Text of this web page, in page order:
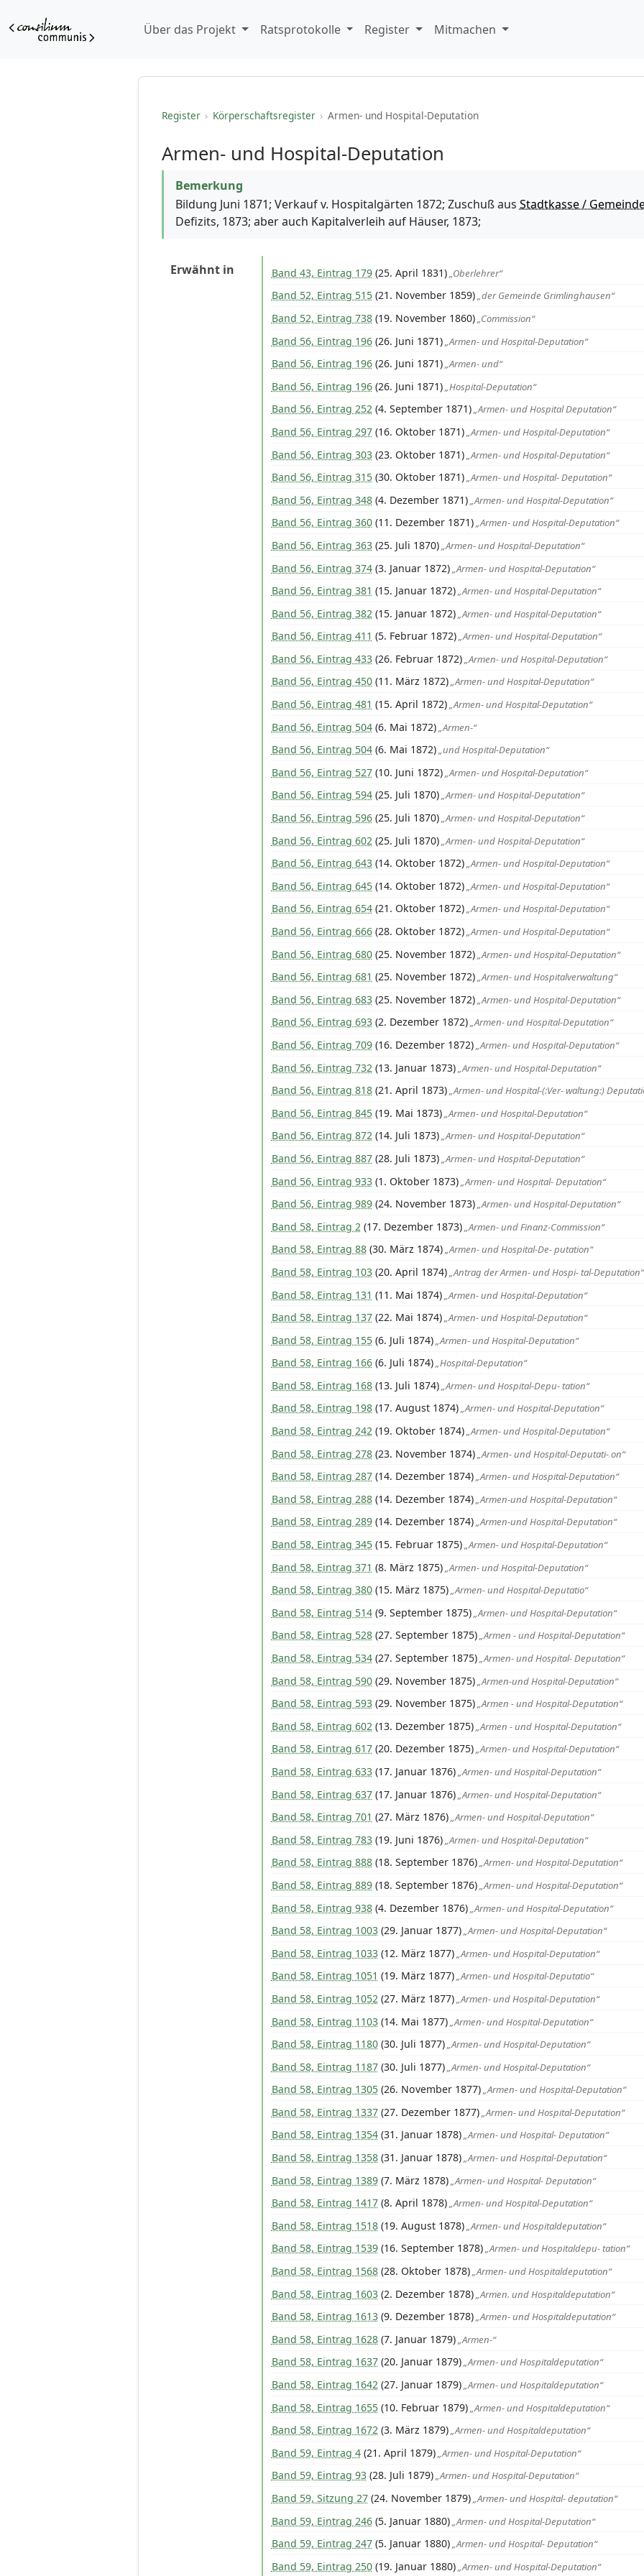
Über das Projekt Ratsprotokolle Register Mitmachen
Register › Körperschaftsregister › Armen- und Hospital-Deputation
Armen- und Hospital-Deputation
Bemerkung
Bildung Juni 1871; Verkauf v. Hospitalgärten 1872; Zuschuß aus Stadtkasse /
Defizits, 1873; aber auch Kapitalverleih auf Häuser, 1873;
Erwähnt in Band 43, Eintrag 179(25. April 1831)„Oberlehrer“
Band 52, Eintrag 515(21. November 1859)„der Gemeinde Grimlinghausen“
Band 52, Eintrag 738(19. November 1860)„Commission“
Band 56, Eintrag 196(26. Juni 1871)„Armen- und Hospital-Deputation“
Band 56, Eintrag 196(26. Juni 1871)„Armen- und“
Band 56, Eintrag 196(26. Juni 1871)„Hospital-Deputation“
Band 56, Eintrag 252(4. September 1871)„Armen- und Hospital Deputation“
Band 56, Eintrag 297(16. Oktober 1871)„Armen- und Hospital-Deputation“
Band 56, Eintrag 303(23. Oktober 1871)„Armen- und Hospital-Deputation“
Band 56, Eintrag 315(30. Oktober 1871)„Armen- und Hospital- Deputation“
Band 56, Eintrag 348(4. Dezember 1871)„Armen- und Hospital-Deputation“
Band 56, Eintrag 360(11. Dezember 1871)„Armen- und Hospital-Deputation“
Band 56, Eintrag 363(25. Juli 1870)„Armen- und Hospital-Deputation“
Band 56, Eintrag 374(3. Januar 1872)„Armen- und Hospital-Deputation“
Band 56, Eintrag 381 (15. Januar 1872)„Armen- und Hospital-Deputation“
Band 56, Eintrag 382 (15. Januar 1872)„Armen- und Hospital-Deputation“
Band 56, Eintrag 411 (5. Februar 1872)„Armen- und Hospital-Deputation“
Band 56, Eintrag 433(26. Februar 1872)„Armen- und Hospital-Deputation“
Band 56, Eintrag 450(11. März 1872)„Armen- und Hospital-Deputation“
Band 56, Eintrag 481 (15. April 1872)„Armen- und Hospital-Deputation“
Band 56, Eintrag 504(6. Mai 1872)„Armen-“
Band 56, Eintrag 504(6. Mai 1872)„und Hospital-Deputation“
Band 56, Eintrag 527(10. Juni 1872)„Armen- und Hospital-Deputation“
Band 56, Eintrag 594(25. Juli 1870)„Armen- und Hospital-Deputation“
Band 56, Eintrag 596(25. Juli 1870)„Armen- und Hospital-Deputation“
Band 56, Eintrag 602 (25. Juli 1870)„Armen- und Hospital-Deputation“
Band 56, Eintrag 643(14. Oktober 1872)„Armen- und Hospital-Deputation“
Band 56, Eintrag 645(14. Oktober 1872)„Armen- und Hospital-Deputation“
Band 56, Eintrag 654(21. Oktober 1872)„Armen- und Hospital-Deputation“
Band 56, Eintrag 666(28. Oktober 1872)„Armen- und Hospital-Deputation“
Band 56, Eintrag 680(25. November 1872)„Armen- und Hospital-Deputation“
Band 56, Eintrag 681 (25. November 1872)„Armen- und Hospitalverwaltung“
Band 56, Eintrag 683(25. November 1872)„Armen- und Hospital-Deputation“
Band 56, Eintrag 693(2. Dezember 1872)„Armen- und Hospital-Deputation“
Band 56, Eintrag 709(16. Dezember 1872)„Armen- und Hospital-Deputation“
Band 56, Eintrag 732 (13. Januar 1873)„Armen- und Hospital-Deputation“
Band 56, Eintrag 818(21. April 1873)„Armen- und Hospital-(:Ver- waltung:)
Band 56, Eintrag 845(19. Mai 1873)„Armen- und Hospital-Deputation“
Band 56, Eintrag 872(14. Juli 1873)„Armen- und Hospital-Deputation“
Band 56, Eintrag 887(28. Juli 1873)„Armen- und Hospital-Deputation“
Band 56, Eintrag 933(1. Oktober 1873)„Armen- und Hospital- Deputation“
Band 56, Eintrag 989(24. November 1873)„Armen- und Hospital-Deputation“
Band 58, Eintrag 2 (17. Dezember 1873)„Armen- und Finanz-Commission“
Band 58, Eintrag 88(30. März 1874)„Armen- und Hospital-De- putation“
Band 58, Eintrag 103(20. April 1874)„Antrag der Armen- und Hospi- tal-Deputation“
Band 58, Eintrag 131 (11. Mai 1874)„Armen- und Hospital-Deputation“
Band 58, Eintrag 137(22. Mai 1874)„Armen- und Hospital-Deputation“
Band 58, Eintrag 155(6. Juli 1874)„Armen- und Hospital-Deputation“
Band 58, Eintrag 166(6. Juli 1874)„Hospital-Deputation“
Band 58, Eintrag 168(13. Juli 1874)„Armen- und Hospital-Depu- tation“
Band 58, Eintrag 198(17. August 1874)„Armen- und Hospital-Deputation“
Band 58, Eintrag 242(19. Oktober 1874)„Armen- und Hospital-Deputation“
Band 58, Eintrag 278(23. November 1874)„Armen- und Hospital-Deputati- on“
Band 58, Eintrag 287(14. Dezember 1874)„Armen- und Hospital-Deputation“
Band 58, Eintrag 288(14. Dezember 1874)„Armen-und Hospital-Deputation“
Band 58, Eintrag 289(14. Dezember 1874)„Armen-und Hospital-Deputation“
Band 58, Eintrag 345(15. Februar 1875)„Armen- und Hospital-Deputation“
Band 58, Eintrag 371 (8. März 1875)„Armen- und Hospital-Deputation“
Band 58, Eintrag 380(15. März 1875)„Armen- und Hospital-Deputatio“
Band 58, Eintrag 514(9. September 1875)„Armen- und Hospital-Deputation“
Band 58, Eintrag 528(27. September 1875)„Armen - und Hospital-Deputation“
Band 58, Eintrag 534(27. September 1875)„Armen- und Hospital- Deputation“
Band 58, Eintrag 590(29. November 1875)„Armen-und Hospital-Deputation“
Band 58, Eintrag 593(29. November 1875)„Armen - und Hospital-Deputation“
Band 58, Eintrag 602 (13. Dezember 1875)„Armen - und Hospital-Deputation“
Band 58, Eintrag 617(20. Dezember 1875)„Armen- und Hospital-Deputation“
Band 58, Eintrag 633(17. Januar 1876)„Armen- und Hospital-Deputation“
Band 58, Eintrag 637(17. Januar 1876)„Armen- und Hospital-Deputation“
Band 58, Eintrag 701 (27. März 1876)„Armen- und Hospital-Deputation“
Band 58, Eintrag 783(19. Juni 1876)„Armen- und Hospital-Deputation“
Band 58, Eintrag 888(18. September 1876)„Armen- und Hospital-Deputation“
Band 58, Eintrag 889(18. September 1876)„Armen- und Hospital-Deputation“
Band 58, Eintrag 938(4. Dezember 1876)„Armen- und Hospital-Deputation“
Band 58, Eintrag 1003(29. Januar 1877)„Armen- und Hospital-Deputation“
Band 58, Eintrag 1033(12. März 1877)„Armen- und Hospital-Deputation“
Band 58, Eintrag 1051 (19. März 1877)„Armen- und Hospital-Deputatio“
Band 58, Eintrag 1052(27. März 1877)„Armen- und Hospital-Deputation“
Band 58, Eintrag 1103(14. Mai 1877)„Armen- und Hospital-Deputation“
Band 58, Eintrag 1180(30. Juli 1877)„Armen- und Hospital-Deputation“
Band 58, Eintrag 1187(30. Juli 1877)„Armen- und Hospital-Deputation“
Band 58, Eintrag 1305(26. November 1877)„Armen- und Hospital-Deputation“
Band 58, Eintrag 1337(27. Dezember 1877)„Armen- und Hospital-Deputation“
Band 58, Eintrag 1354(31. Januar 1878)„Armen- und Hospital- Deputation“
Band 58, Eintrag 1358(31. Januar 1878)„Armen- und Hospital-Deputation“
Band 58, Eintrag 1389(7. März 1878)„Armen- und Hospital- Deputation“
Band 58, Eintrag 1417(8. April 1878)„Armen- und Hospital-Deputation“
Band 58, Eintrag 1518(19. August 1878)„Armen- und Hospitaldeputation“
Band 58, Eintrag 1539(16. September 1878)„Armen- und Hospitaldepu- tation“
Band 58, Eintrag 1568(28. Oktober 1878)„Armen- und Hospitaldeputation“
Band 58, Eintrag 1603(2. Dezember 1878)„Armen. und Hospitaldeputation“
Band 58, Eintrag 1613(9. Dezember 1878)„Armen- und Hospitaldeputation“
Band 58, Eintrag 1628(7. Januar 1879)„Armen-“
Band 58, Eintrag 1637(20. Januar 1879)„Armen- und Hospitaldeputation“
Band 58, Eintrag 1642(27. Januar 1879)„Armen- und Hospitaldeputation“
Band 58, Eintrag 1655(10. Februar 1879)„Armen- und Hospitaldeputation“
Band 58, Eintrag 1672(3. März 1879)„Armen- und Hospitaldeputation“
Band 59, Eintrag 4(21. April 1879)„Armen- und Hospital-Deputation“
Band 59, Eintrag 93(28. Juli 1879)„Armen- und Hospital-Deputation“
Band 59, Sitzung 27(24. November 1879)„Armen- und Hospital- deputation“
Band 59, Eintrag 246(5. Januar 1880)„Armen- und Hospital-Deputation“
Band 59, Eintrag 247(5. Januar 1880)„Armen- und Hospital- Deputation“
Band 59, Eintrag 250(19. Januar 1880)„Armen- und Hospital-Deputation“